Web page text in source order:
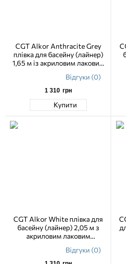
CGT Alkor Anthracite Grey
плівка для басейну (лайнер)
1,65 м із акриловим лаковим
Відгуки (0)
1 310 грн
Купити
CGT Alkor White плівка для
басейну (лайнер) 2,05 м з
акриловим лаковим
Відгуки (0)